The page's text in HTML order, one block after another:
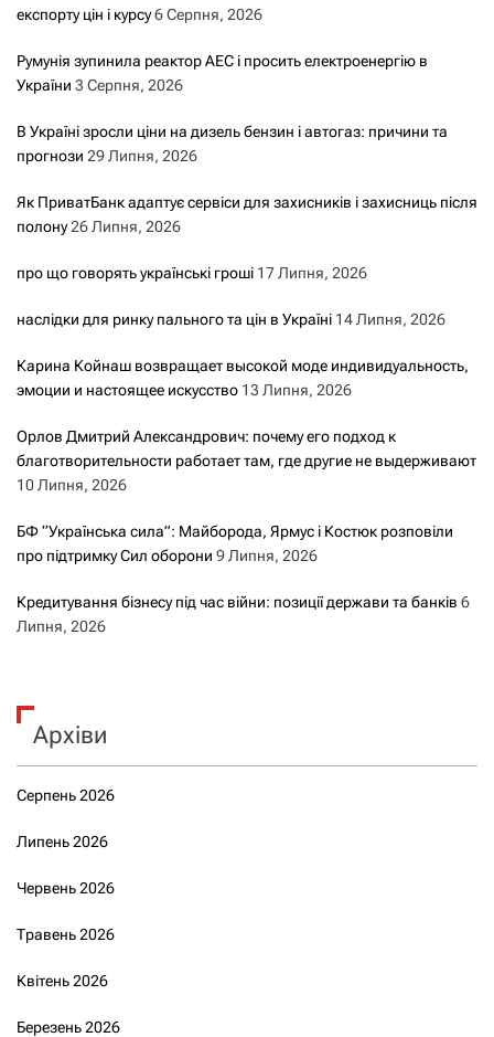
експорту цін і курсу6 Серпня, 2026
Румунія зупинила реактор АЕС і просить електроенергію в
України 3 Серпня, 2026
В Україні зросли ціни на дизель бензин і автогаз: причини та
прогнози 29 Липня, 2026
Як ПриватБанк адаптує сервіси для захисників і захисниць після
полону26 Липня, 2026
про що говорять українські гроші 17 Липня, 2026
наслідки для ринку пального та цін в Україні 14 Липня, 2026
Карина Койнаш возвращает высокой моде индивидуальность,
эмоции и настоящее искусство 13 Липня, 2026
Орлов Дмитрий Александрович: почему его подход к
благотворительности работает там, где другие не выдерживают
10 Липня, 2026
БФ “Українська сила”: Майборода, Ярмус і Костюк розповіли
про підтримку Сил оборони 9 Липня, 2026
Кредитування бізнесу під час війни: позиції держави та банків 6
Липня, 2026
Архіви
Серпень 2026
Липень 2026
Червень 2026
Травень 2026
Квітень 2026
Березень 2026